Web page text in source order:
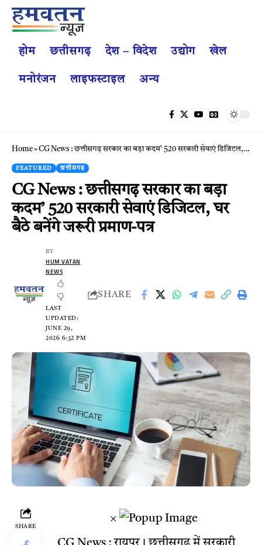
होम छत्तीसगढ़ देश – विदेश उद्योग खेल
मनोरंजन लाइफस्टाइल अन्य
Home»CG News : छत्तीसगढ़ सरकार का बड़ा कदम’ 520 सरकारी सेवाएं डिजिटल, घर बैठे बनेंगे जरूरी प्रमाण-पत्र
FEATURED छत्तीसगढ़
CG News : छत्तीसगढ़ सरकार का बड़ा
कदम’ 520 सरकारी सेवाएं डिजिटल, घर
बैठे बनेंगे जरूरी प्रमाण-पत्र
LAST
UPDATED:
JUNE 29,
2026 6:32 PM
BY
HUM VATAN
NEWS
SHARE
SHARE
×